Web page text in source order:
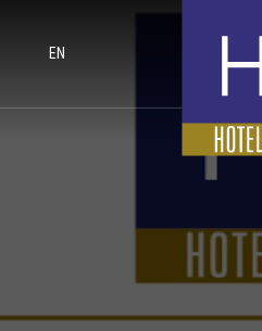
EN